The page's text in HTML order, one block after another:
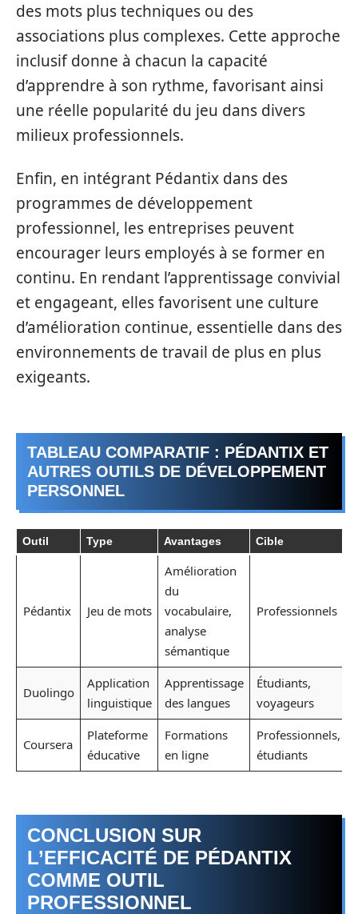
des mots plus techniques ou des
associations plus complexes. Cette approche
inclusif donne à chacun la capacité
d’apprendre à son rythme, favorisant ainsi
une réelle popularité du jeu dans divers
milieux professionnels.
Enfin, en intégrant Pédantix dans des
programmes de développement
professionnel, les entreprises peuvent
encourager leurs employés à se former en
continu. En rendant l’apprentissage convivial
et engageant, elles favorisent une culture
d’amélioration continue, essentielle dans des
environnements de travail de plus en plus
exigeants.
TABLEAU COMPARATIF : PÉDANTIX ET
AUTRES OUTILS DE DÉVELOPPEMENT
PERSONNEL
Outil Type Avantages Cible
Pédantix Jeu de mots
Amélioration
du
vocabulaire,
analyse
sémantique
Professionnels
Duolingo
Application
linguistique
Apprentissage
des langues
Étudiants,
voyageurs
Coursera
Plateforme
éducative
Formations
en ligne
Professionnels,
étudiants
CONCLUSION SUR
L’EFFICACITÉ DE PÉDANTIX
COMME OUTIL
PROFESSIONNEL